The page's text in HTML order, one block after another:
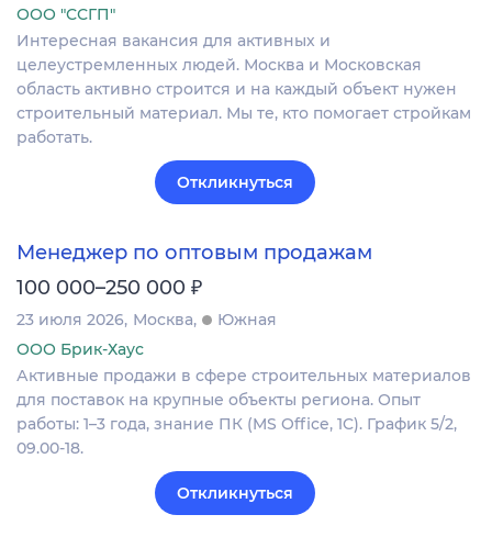
ООО "ССГП"
Интересная вакансия для активных и
целеустремленных людей. Москва и Московская
область активно строится и на каждый объект нужен
строительный материал. Мы те, кто помогает стройкам
работать.
Откликнуться
Менеджер по оптовым продажам
100 000–250 000 ₽
23 июля 2026 Москва
Южная
ООО Брик-Хаус
Активные продажи в сфере строительных материалов
для поставок на крупные объекты региона. Опыт
работы: 1–3 года, знание ПК (MS Office, 1C). График 5/2,
09.00-18.
Откликнуться